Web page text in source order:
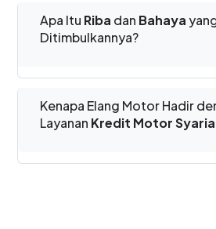
Apa Itu Riba dan Bahaya
Ditimbulkannya?
Kenapa Elang Motor Hadir
Layanan
Kredit Motor